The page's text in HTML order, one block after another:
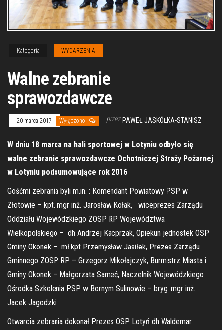
Kategoria WYDARZENIA
Walne zebranie
sprawozdawcze
20 marca 2017 Wyłączono przez PAWEŁ JASKÓŁKA-STANISZ
W dniu 18 marca na hali sportowej w Lotyniu odbyło się
walne zebranie sprawozdawcze Ochotniczej Straży Pożarnej
w Lotyniu podsumowujące rok 2016
Gośćmi zebrania byli m.in. : Komendant Powiatowy PSP w
Złotowie – kpt. mgr inż. Jarosław Kołak, wiceprezes Zarządu
Oddziału Wojewódzkiego ZOSP RP Województwa
Wielkopolskiego – dh Andrzej Kacprzak, Opiekun jednostek OSP
Gminy Okonek – mł.kpt Przemysław Jasiłek, Prezes Zarządu
Gminnego ZOSP RP – Grzegorz Mikołajczyk, Burmistrz Miasta i
Gminy Okonek – Małgorzata Sameć, Naczelnik Wojewódzkiego
Ośrodka Szkolenia PSP w Bornym Sulinowie – bryg. mgr inż.
Jacek Jagodzki
Otwarcia zebrania dokonał Prezes OSP Lotyń dh Waldemar